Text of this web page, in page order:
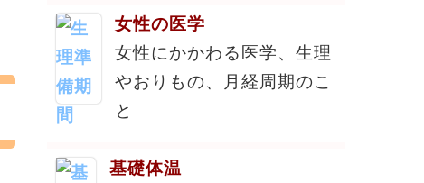
女性の医学
女性にかかわる医学、生理
やおりもの、月経周期のこ
と
基礎体温